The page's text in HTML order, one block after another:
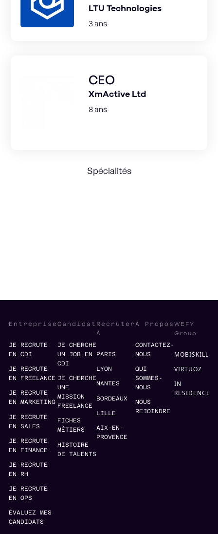
LTU Technologies
3 ans
CEO
XmActive Ltd
8 ans
Spécialités
Entreprise
JE RECRUTE
EN CDI
JE RECRUTE
EN FREELANCE
JE RECRUTE
EN MARKETING
JE RECRUTE
EN SALES
JE RECRUTE
EN FINANCE
JE RECRUTE
EN RH
JE RECRUTE
EN OPS
ÉVALUEZ MES
CANDIDATS
Candidat
JE CHERCHE
UN JOB EN
CDI
JE CHERCHE
UNE
MISSION
FREELANCE
FICHES
MÉTIERS
HISTOIRE
DE TALENTS
Recruter
À
PARIS
LYON
NANTES
BORDEAUX
LILLE
AIX-EN-
PROVENCE
À Propos
CONTACTEZ-
NOUS
QUI
SOMMES-
NOUS
NOUS
REJOINDRE
WEFY
Group
MOBISKILL
VIRTUOZ
IN
RESIDENCE